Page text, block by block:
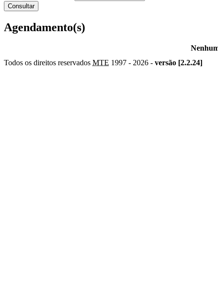
Agendamento(s)
Todos os direitos reservados MTE 1997 - 2026 - versão [2.2.24]